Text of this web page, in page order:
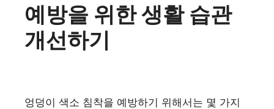
예방을 위한 생활 습관
개선하기
엉덩이 색소 침착을 예방하기 위해서는 몇 가지